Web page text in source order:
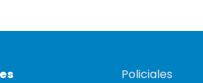
Policiales